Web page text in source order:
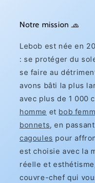
Notre mission 🧢
Lebob est née en
: se protéger du
se faire au
avons bâti la plus
avec plus de 1 000
homme et bob
bonnets, en
cagoules pour
est choisie avec la
réelle et
couvre-chef qui